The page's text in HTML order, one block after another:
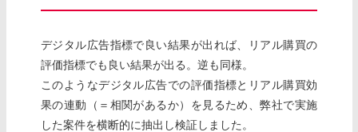
デジタル広告指標で良い結果が出れば、リアル購買の
評価指標でも良い結果が出る。逆も同様。
このようなデジタル広告での評価指標とリアル購買効
果の連動（＝相関があるか）を見るため、弊社で実施
した案件を横断的に抽出し検証しました。